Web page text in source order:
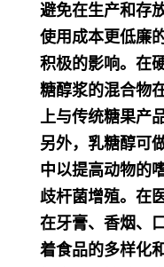
避免在生产和存
使用成本更低廉
积极的影响。在
糖醇浆的混合物
上与传统糖果产
另外，乳糖醇可
中以提高动物的
歧杆菌增殖。在
在牙膏、香烟、
着食品的多样化